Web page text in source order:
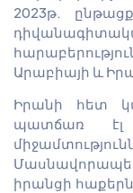
2023թ.
Արաբիայի և
Իրանի հետ
պատճառ էլ
իրանցի